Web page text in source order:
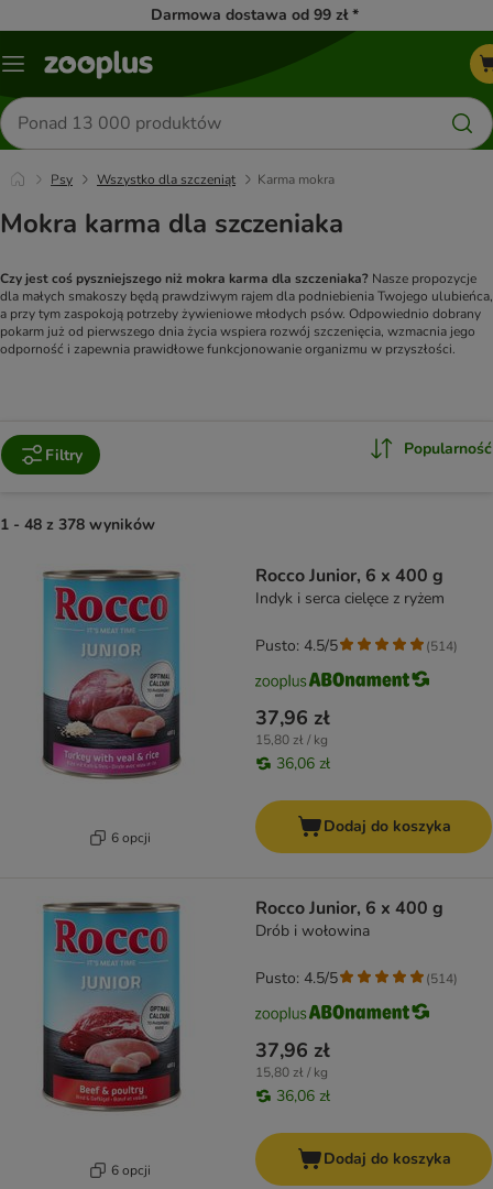
Darmowa dostawa od 99 zł *
Menu
Szukaj
produktów
Psy Wszystko dla szczeniąt Karma mokra
Mokra karma dla szczeniaka
Czy jest coś pyszniejszego niż mokra karma dla szczeniaka? Nasze propozycje
dla małych smakoszy będą prawdziwym rajem dla podniebienia Twojego ulubieńca,
a przy tym zaspokoją potrzeby żywieniowe młodych psów. Odpowiednio dobrany
pokarm już od pierwszego dnia życia wspiera rozwój szczenięcia, wzmacnia jego
odporność i zapewnia prawidłowe funkcjonowanie organizmu w przyszłości.
Filtry Popularność
1 - 48 z 378 wyników
6 opcji
Rocco Junior, 6 x 400 g
Indyk i serca cielęce z ryżem
37,96 zł
15,80 zł / kg
36,06 zł
Pusto: 4.5/5 (514)
Dodaj do koszyka
6 opcji
Rocco Junior, 6 x 400 g
Drób i wołowina
37,96 zł
15,80 zł / kg
36,06 zł
Pusto: 4.5/5 (514)
Dodaj do koszyka